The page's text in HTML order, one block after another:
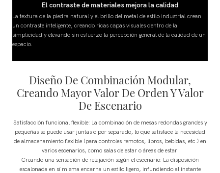
El contraste de materiales mejora la calidad
La textura de la piedra natural y el brillo del metal de estilo industrial crean
un contraste inteligente, creando ricas capas visuales dentro de la
simplicidad y elevando sin esfuerzo la percepción general de la calidad de un
espacio.
Diseño De Combinación Modular,
Creando Mayor Valor De Orden Y Valor
De Escenario
Satisfacción funcional flexible: La combinación de mesas redondas grandes y
pequeñas se puede usar juntas o por separado, lo que satisface la necesidad
de almacenamiento flexible (para controles remotos, libros, bebidas, etc.) en
varios escenarios, como salas de estar o áreas de estar.
Creando una sensación de relajación según el escenario: La disposición
escalonada en sí misma encarna un estilo ligero, infundiendo al instante